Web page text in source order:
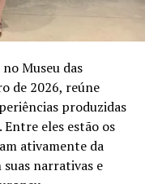
Museu das
de 2026, reúne
produzidas
eles estão os
ativamente da
narrativas e